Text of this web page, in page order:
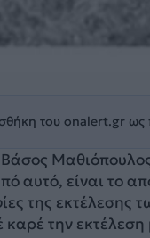
του onalert.gr ως
αυτό, είναι το
της εκτέλεσης
καρέ την